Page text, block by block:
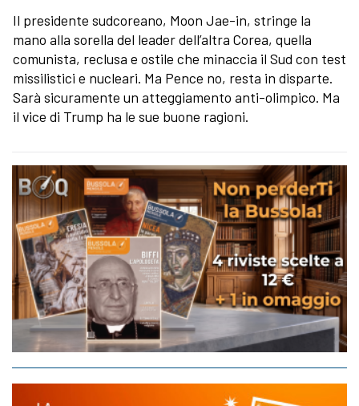
Il presidente sudcoreano, Moon Jae-in, stringe la
mano alla sorella del leader dell’altra Corea, quella
comunista, reclusa e ostile che minaccia il Sud con test
missilistici e nucleari. Ma Pence no, resta in disparte.
Sarà sicuramente un atteggiamento anti-olimpico. Ma
il vice di Trump ha le sue buone ragioni.